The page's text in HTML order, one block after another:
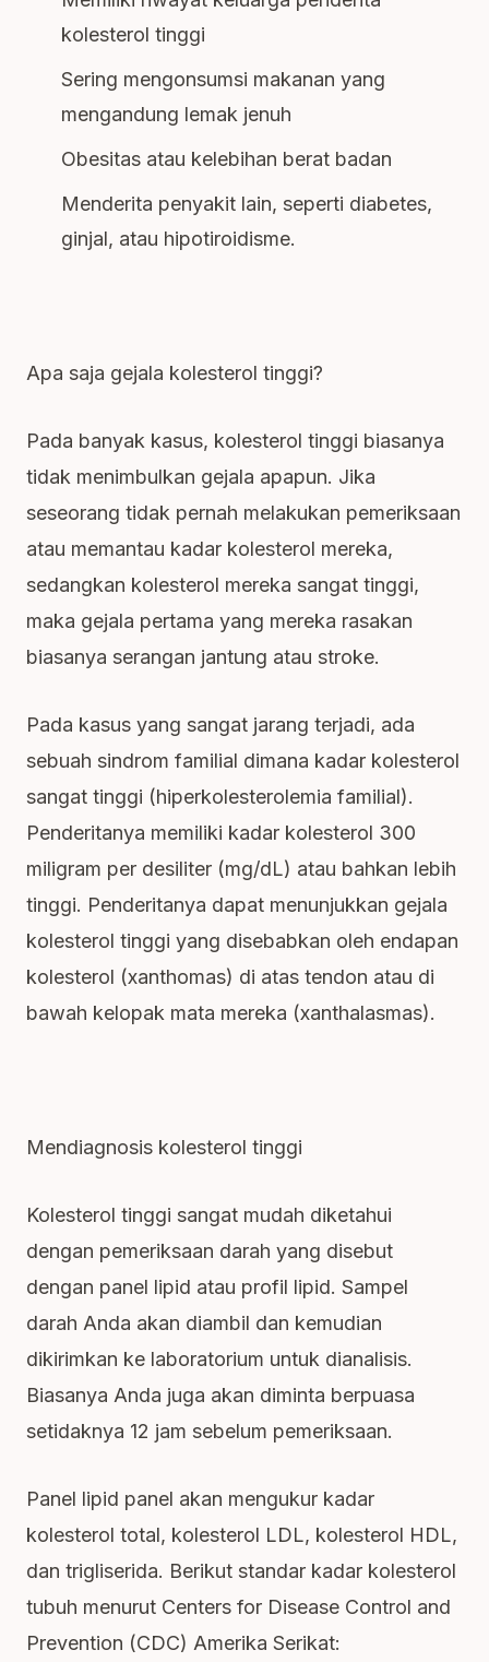
kolesterol tinggi
Sering mengonsumsi makanan yang
mengandung lemak jenuh
Obesitas atau kelebihan berat badan
Menderita penyakit lain, seperti diabetes,
ginjal, atau hipotiroidisme.
Apa saja gejala kolesterol tinggi?
Pada banyak kasus, kolesterol tinggi biasanya
tidak menimbulkan gejala apapun. Jika
seseorang tidak pernah melakukan pemeriksaan
atau memantau kadar kolesterol mereka,
sedangkan kolesterol mereka sangat tinggi,
maka gejala pertama yang mereka rasakan
biasanya serangan jantung atau stroke.
Pada kasus yang sangat jarang terjadi, ada
sebuah sindrom familial dimana kadar kolesterol
sangat tinggi (hiperkolesterolemia familial).
Penderitanya memiliki kadar kolesterol 300
miligram per desiliter (mg/dL) atau bahkan lebih
tinggi. Penderitanya dapat menunjukkan gejala
kolesterol tinggi yang disebabkan oleh endapan
kolesterol (xanthomas) di atas tendon atau di
bawah kelopak mata mereka (xanthalasmas).
Mendiagnosis kolesterol tinggi
Kolesterol tinggi sangat mudah diketahui
dengan pemeriksaan darah yang disebut
dengan panel lipid atau profil lipid. Sampel
darah Anda akan diambil dan kemudian
dikirimkan ke laboratorium untuk dianalisis.
Biasanya Anda juga akan diminta berpuasa
setidaknya 12 jam sebelum pemeriksaan.
Panel lipid panel akan mengukur kadar
kolesterol total, kolesterol LDL, kolesterol HDL,
dan trigliserida. Berikut standar kadar kolesterol
tubuh menurut Centers for Disease Control and
Prevention (CDC) Amerika Serikat: